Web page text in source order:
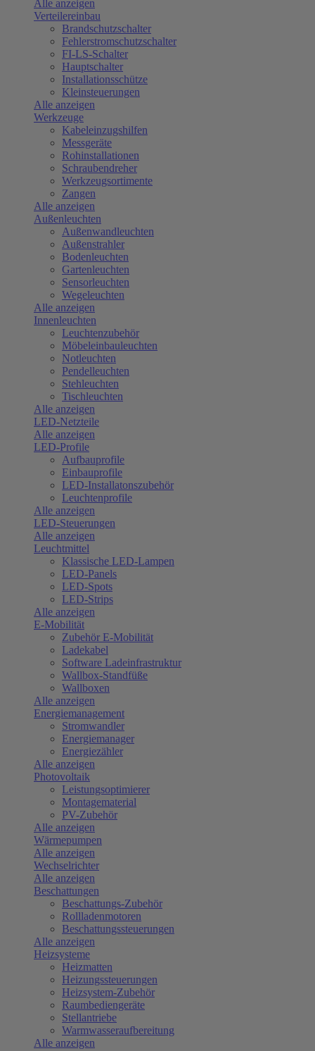
Alle anzeigen
Verteilereinbau
Brandschutzschalter
Fehlerstromschutzschalter
FI-LS-Schalter
Hauptschalter
Installationsschütze
Kleinsteuerungen
Alle anzeigen
Werkzeuge
Kabeleinzugshilfen
Messgeräte
Rohinstallationen
Schraubendreher
Werkzeugsortimente
Zangen
Alle anzeigen
Außenleuchten
Außenwandleuchten
Außenstrahler
Bodenleuchten
Gartenleuchten
Sensorleuchten
Wegeleuchten
Alle anzeigen
Innenleuchten
Leuchtenzubehör
Möbeleinbauleuchten
Notleuchten
Pendelleuchten
Stehleuchten
Tischleuchten
Alle anzeigen
LED-Netzteile
Alle anzeigen
LED-Profile
Aufbauprofile
Einbauprofile
LED-Installatonszubehör
Leuchtenprofile
Alle anzeigen
LED-Steuerungen
Alle anzeigen
Leuchtmittel
Klassische LED-Lampen
LED-Panels
LED-Spots
LED-Strips
Alle anzeigen
E-Mobilität
Zubehör E-Mobilität
Ladekabel
Software Ladeinfrastruktur
Wallbox-Standfüße
Wallboxen
Alle anzeigen
Energiemanagement
Stromwandler
Energiemanager
Energiezähler
Alle anzeigen
Photovoltaik
Leistungsoptimierer
Montagematerial
PV-Zubehör
Alle anzeigen
Wärmepumpen
Alle anzeigen
Wechselrichter
Alle anzeigen
Beschattungen
Beschattungs-Zubehör
Rollladenmotoren
Beschattungssteuerungen
Alle anzeigen
Heizsysteme
Heizmatten
Heizungssteuerungen
Heizsystem-Zubehör
Raumbediengeräte
Stellantriebe
Warmwasseraufbereitung
Alle anzeigen